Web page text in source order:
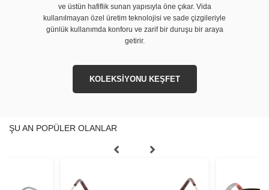
ve üstün hafiflik sunan yapısıyla öne çıkar. Vida
kullanılmayan özel üretim teknolojisi ve sade çizgileriyle
günlük kullanımda konforu ve zarif bir duruşu bir araya
getirir.
KOLEKSİYONU KEŞFET
ŞU AN POPÜLER OLANLAR